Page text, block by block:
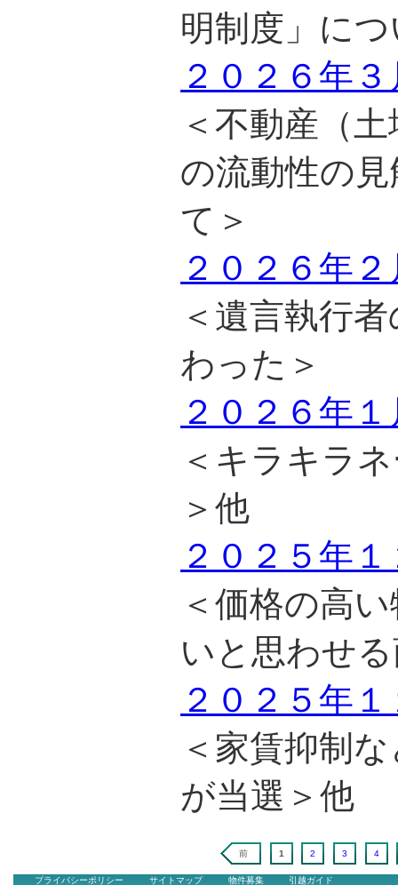
明制度」に
２０２６年
＜不動産（
の流動性の
て＞
２０２６年
＜遺言執行
わった＞
２０２６年
＜キラキラ
＞他
２０２５年
＜価格の高
いと思わせ
２０２５年
＜家賃抑制
が当選＞他
前 1 2 3 4
プライバシーポリシー サイトマップ 物件募集 引越ガイド